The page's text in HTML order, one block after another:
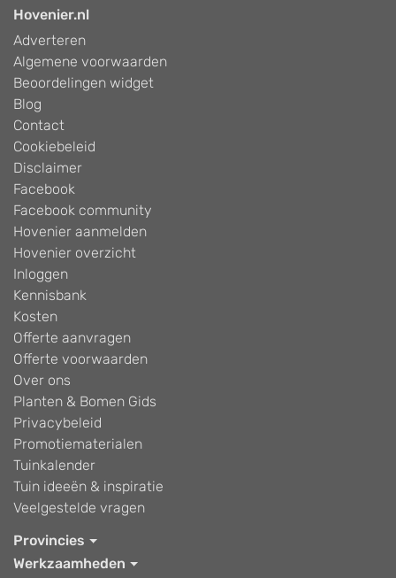
Hovenier.nl
Adverteren
Algemene voorwaarden
Beoordelingen widget
Blog
Contact
Cookiebeleid
Disclaimer
Facebook
Facebook community
Hovenier aanmelden
Hovenier overzicht
Inloggen
Kennisbank
Kosten
Offerte aanvragen
Offerte voorwaarden
Over ons
Planten & Bomen Gids
Privacybeleid
Promotiematerialen
Tuinkalender
Tuin ideeën & inspiratie
Veelgestelde vragen
Provincies
Werkzaamheden